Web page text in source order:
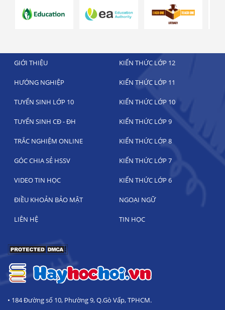
GIỚI THIỆU KIẾN THỨC LỚP 12
HƯỚNG NGHIỆP KIẾN THỨC LỚP 11
TUYỂN SINH LỚP 10 KIẾN THỨC LỚP 10
TUYỂN SINH CĐ - ĐH KIẾN THỨC LỚP 9
TRẮC NGHIỆM ONLINE KIẾN THỨC LỚP 8
GÓC CHIA SẺ HSSV KIẾN THỨC LỚP 7
VIDEO TIN HỌC KIẾN THỨC LỚP 6
ĐIỀU KHOẢN BẢO MẬT NGOẠI NGỮ
LIÊN HỆ TIN HỌC
• 184 Đường số 10, Phường 9, Q.Gò Vấp, TPHCM.